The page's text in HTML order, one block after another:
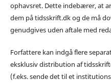
ophavsret. Dette indebærer, at
dem på tidsskrift.dk og de må
genudgives uden aftale med
Forfattere kan indgå flere
eksklusiv distribution af
(f.eks. sende det til et